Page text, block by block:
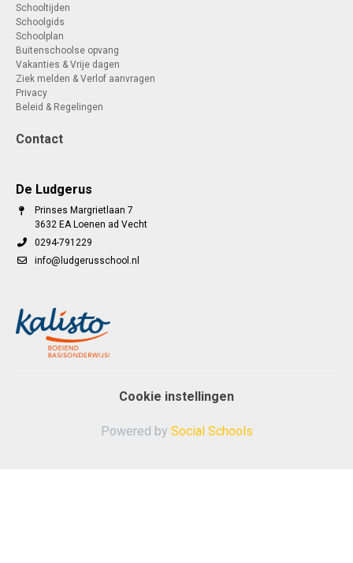
Schooltijden
Schoolgids
Schoolplan
Buitenschoolse opvang
Vakanties & Vrije dagen
Ziek melden & Verlof aanvragen
Privacy
Beleid & Regelingen
Contact
De Ludgerus
Prinses Margrietlaan 7
3632 EA Loenen ad Vecht
0294-791229
info@ludgerusschool.nl
Cookie instellingen
Powered by Social Schools